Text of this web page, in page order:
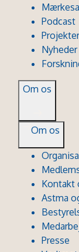
Podcast
Nyheder
Om os
Om os
Kontakt
Astma
Presse